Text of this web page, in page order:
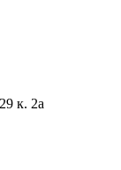
к. 2а